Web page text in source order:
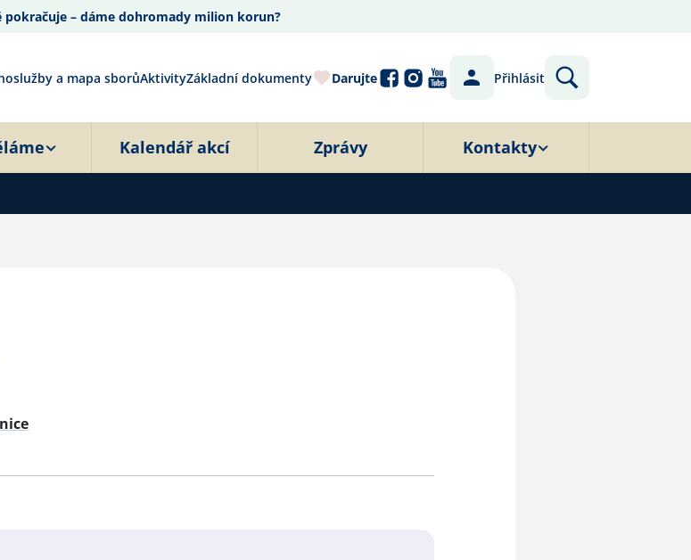
pokračuje – dáme dohromady milion korun?
a mapa sborůAktivityZákladní dokumenty Darujte Přihlásit
Kalendář akcí Zprávy Kontakty